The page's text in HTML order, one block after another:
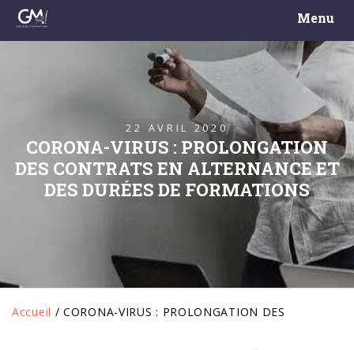
Menu
22 AVRIL 2020
CORONA-VIRUS : PROLONGATION
DES CONTRATS EN ALTERNANCE ET
DES DURÉES DE FORMATIONS
Accueil /CORONA-VIRUS : PROLONGATION DES